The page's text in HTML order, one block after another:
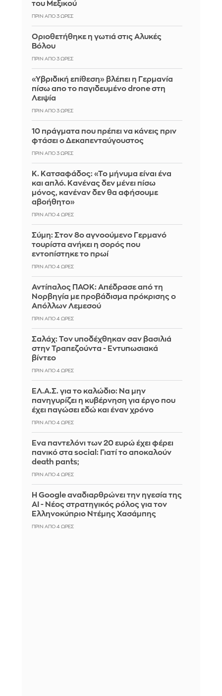
του Μεξικού
ΠΡΙΝ ΑΠΌ 3 ΏΡΕΣ
Οριοθετήθηκε η γωτιά στις Αλυκές
Βόλου
ΠΡΙΝ ΑΠΌ 3 ΏΡΕΣ
«Υβριδική επίθεση» βλέπει η Γερμανία
πίσω απο το παγιδευμένο drone στη
Λειψία
ΠΡΙΝ ΑΠΌ 3 ΏΡΕΣ
10 πράγματα που πρέπει να κάνεις πριν
φτάσει ο Δεκαπενταύγουστος
ΠΡΙΝ ΑΠΌ 3 ΏΡΕΣ
Κ. Κατσαφάδος: «Το μήνυμα είναι ένα
και απλό. Κανένας δεν μένει πίσω
μόνος, κανέναν δεν θα αφήσουμε
αβοήθητο»
ΠΡΙΝ ΑΠΌ 4 ΏΡΕΣ
Σύμη: Στον 8ο αγνοούμενο Γερμανό
τουρίστα ανήκει η σορός που
εντοπίστηκε το πρωί
ΠΡΙΝ ΑΠΌ 4 ΏΡΕΣ
Αντίπαλος ΠΑΟΚ: Απέδρασε από τη
Νορβηγία με προβάδισμα πρόκρισης ο
Απόλλων Λεμεσού
ΠΡΙΝ ΑΠΌ 4 ΏΡΕΣ
Σαλάχ: Τον υποδέχθηκαν σαν βασιλιά
στην Τραπεζούντα - Εντυπωσιακά
βίντεο
ΠΡΙΝ ΑΠΌ 4 ΏΡΕΣ
ΕΛ.Α.Σ. για το καλώδιο: Να μην
πανηγυρίζει η κυβέρνηση για έργο που
έχει παγώσει εδώ και έναν χρόνο
ΠΡΙΝ ΑΠΌ 4 ΏΡΕΣ
Ένα παντελόνι των 20 ευρώ έχει φέρει
πανικό στα social: Γιατί το αποκαλούν
death pants;
ΠΡΙΝ ΑΠΌ 4 ΏΡΕΣ
Η Google αναδιαρθρώνει την ηγεσία της
AI - Νέος στρατηγικός ρόλος για τον
Ελληνοκύπριο Ντέμης Χασάμπης
ΠΡΙΝ ΑΠΌ 4 ΏΡΕΣ